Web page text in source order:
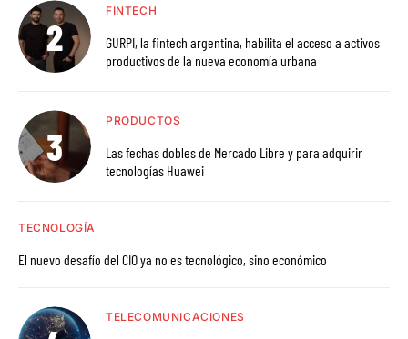
FINTECH
GURPI, la fintech argentina, habilita el acceso a activos
productivos de la nueva economía urbana
PRODUCTOS
Las fechas dobles de Mercado Libre y para adquirir
tecnologías Huawei
TECNOLOGÍA
El nuevo desafío del CIO ya no es tecnológico, sino económico
TELECOMUNICACIONES